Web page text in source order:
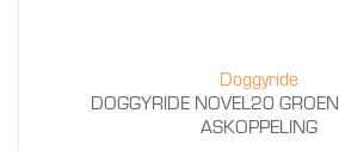
Doggyride
DOGGYRIDE NOVEL20
ASKOPPELING